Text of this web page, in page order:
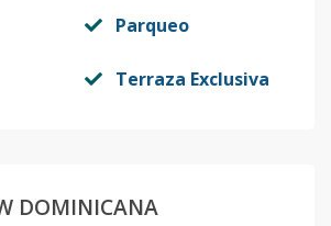
Parqueo
Terraza Exclusiva
DOMINICANA